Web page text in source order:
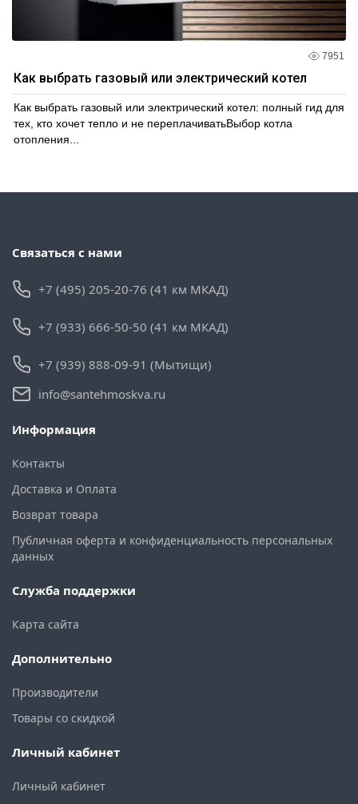
7951
Как выбрать газовый или электрический котел
Как выбрать газовый или электрический котел: полный гид для
тех, кто хочет тепло и не переплачиватьВыбор котла
отопления...
Связаться с нами
+7 (495) 205-20-76 (41 км МКАД)
+7 (933) 666-50-50 (41 км МКАД)
+7 (939) 888-09-91 (Мытищи)
info@santehmoskva.ru
Информация
Контакты
Доставка и Оплата
Возврат товара
Публичная оферта и конфиденциальность персональных
данных
Служба поддержки
Карта сайта
Дополнительно
Производители
Товары со скидкой
Личный кабинет
Личный кабинет